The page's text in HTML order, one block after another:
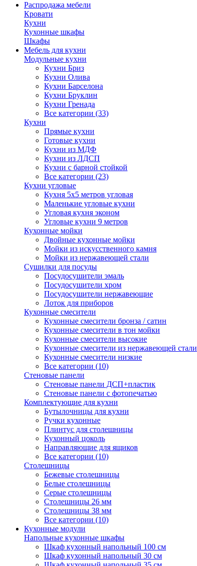
Распродажа мебели
Кровати
Кухни
Кухонные шкафы
Шкафы
Мебель для кухни
Модульные кухни
Кухни Бриз
Кухни Олива
Кухни Барселона
Кухни Бруклин
Кухни Гренада
Все категории (33)
Кухни
Прямые кухни
Готовые кухни
Кухни из МДФ
Кухни из ЛДСП
Кухни с барной стойкой
Все категории (23)
Кухни угловые
Кухня 5х5 метров угловая
Маленькие угловые кухни
Угловая кухня эконом
Угловые кухни 9 метров
Кухонные мойки
Двойные кухонные мойки
Мойки из искусственного камня
Мойки из нержавеющей стали
Сушилки для посуды
Посудосушители эмаль
Посудосушители хром
Посудосушители нержавеющие
Лоток для приборов
Кухонные смесители
Кухонные смесители бронза / сатин
Кухонные смесители в тон мойки
Кухонные смесители высокие
Кухонные смесители из нержавеющей стали
Кухонные смесители низкие
Все категории (10)
Стеновые панели
Стеновые панели ДСП+пластик
Стеновые панели с фотопечатью
Комплектующие для кухни
Бутылочницы для кухни
Ручки кухонные
Плинтус для столешницы
Кухонный цоколь
Направляющие для ящиков
Все категории (10)
Столешницы
Бежевые столешницы
Белые столешницы
Серые столешницы
Столешницы 26 мм
Столешницы 38 мм
Все категории (10)
Кухонные модули
Напольные кухонные шкафы
Шкаф кухонный напольный 100 см
Шкаф кухонный напольный 30 см